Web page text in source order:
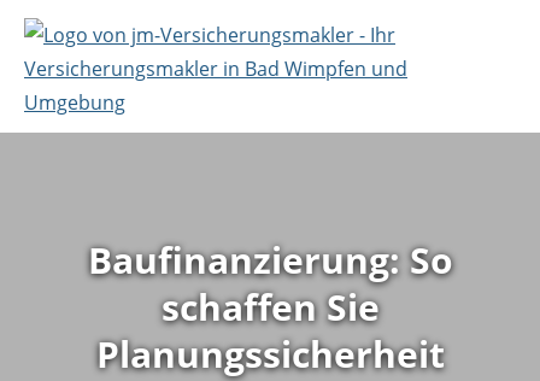
Baufinanzierung: So
schaffen Sie
Planungssicherheit